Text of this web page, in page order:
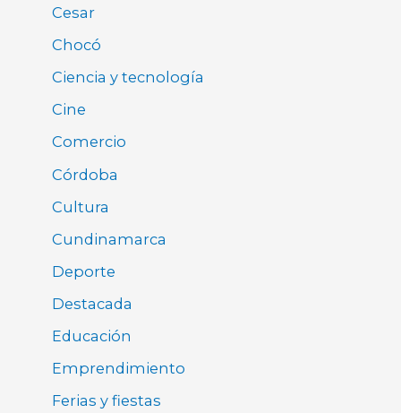
Cesar
Chocó
Ciencia y tecnología
Cine
Comercio
Córdoba
Cultura
Cundinamarca
Deporte
Destacada
Educación
Emprendimiento
Ferias y fiestas